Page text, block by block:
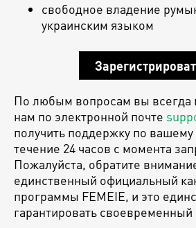
свободное владение
украинским языком
По любым вопросам вы всегда
нам по электронной почте
получить поддержку по
течение 24 часов с момента
Пожалуйста, обратите
единственный официальный
программы FEMEIE, и это
гарантировать своевременный